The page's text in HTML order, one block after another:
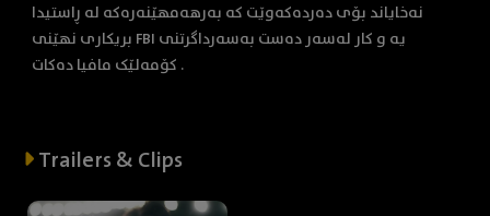
نەخایاند بۆی دەردەکەوێت کە بەرهەمهێنەرەکە لە ڕاستیدا
بریکاری نهێنی FBI یە و کار لەسەر دەست بەسەرداگرتنی
کۆمەلێک مافیا دەکات .
Trailers & Clips